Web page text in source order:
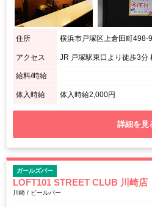
住所 横浜市戸塚区上倉田町498-
アクセス JR 戸塚駅東口より徒歩3分
給料/時給
体入時給 体入時給2,000円
詳細を見
ガールズバー
LOFT101 STREET CLUB 川崎店
川崎 / ビールバー